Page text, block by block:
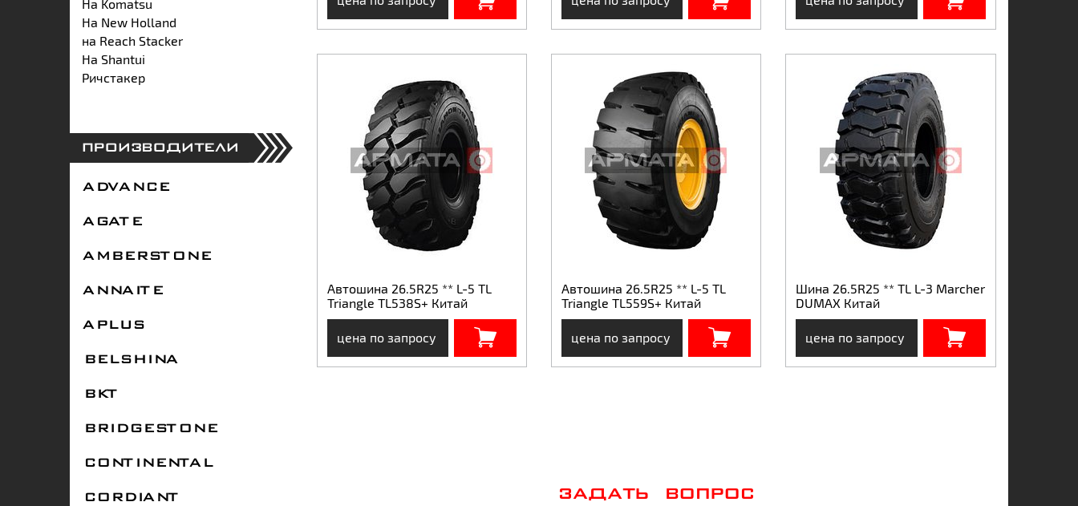
На Komatsu
На New Holland
на Reach Stacker
На Shantui
Ричстакер
ПРОИЗВОДИТЕЛИ
ADVANCE
AGATE
AMBERSTONE
ANNAITE
APLUS
BELSHINA
BKT
BRIDGESTONE
CONTINENTAL
CORDIANT
Автошина 26.5R25 ** L-5 TL
Triangle TL538S+ Китай
цена по запросу
Автошина 26.5R25 ** L-5 TL
Triangle TL559S+ Китай
цена по запросу
Шина 26.5R25 ** TL L-3 Marcher
DUMAX Китай
цена по запросу
ЗАДАТЬ ВОПРОС